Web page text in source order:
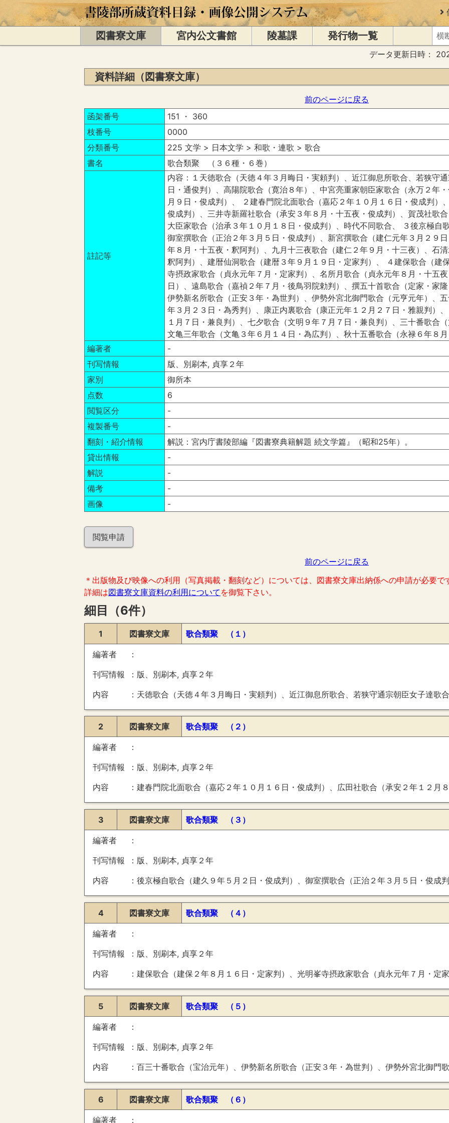
図書寮文庫 宮内公文書館 陵墓課 発行物一覧
データ更新日時：
資料詳細（図書寮文庫）
前のページに戻る
函架番号
151 ・ 360
枝番号
0000
分類番号
225 文学 > 日本文学 > 和歌・連歌 > 歌合
書名
歌合類聚 （３６種・６巻）
註記等
内容：１天徳歌合（天徳４年３月晦日・実頼判）、近江御息所歌合、若狭守
日・通俊判）、高陽院歌合（寛治８年）、中宮亮重家朝臣家歌合（永万２年
月９日・俊成判）、 ２建春門院北面歌合（嘉応２年１０月１６日・俊成判）
俊成判）、三井寺新羅社歌合（承安３年８月・十五夜・俊成判）、賀茂社歌
大臣家歌合（治承３年１０月１８日・俊成判）、時代不同歌合、 ３後京極自
御室撰歌合（正治２年３月５日・俊成判）、新宮撰歌合（建仁元年３月２９
年８月・十五夜・釈阿判）、九月十三夜歌合（建仁２年９月・十三夜）、石
釈阿判）、建暦仙洞歌合（建暦３年９月１９日・定家判）、 ４建保歌合（建
寺摂政家歌合（貞永元年７月・定家判）、名所月歌合（貞永元年８月・十五
日）、遠島歌合（嘉禎２年７月・後鳥羽院勅判）、撰五十首歌合（定家・家
伊勢新名所歌合（正安３年・為世判）、伊勢外宮北御門歌合（元亨元年）、
年３月２３日・為秀判）、康正内裏歌合（康正元年１２月２７日・雅親判）
１月７日・兼良判）、七夕歌合（文明９年７月７日・兼良判）、三十番歌合
文亀三年歌合（文亀３年６月１４日・為広判）、秋十五番歌合（永禄６年８
編著者
-
刊写情報
版、別刷本, 貞享２年
家別
御所本
点数
6
閲覧区分
-
複製番号
-
翻刻・紹介情報
解説：宮内庁書陵部編『図書寮典籍解題 続文学篇』（昭和25年）。
貸出情報
-
解説
-
備考
-
画像
-
閲覧申請
前のページに戻る
＊出版物及び映像への利用（写真掲載・翻刻など）については、図書寮文庫出納係への申請が必要で
詳細は図書寮文庫資料の利用について を御覧下さい。
細目（6件）
1 図書寮文庫 歌合類聚 （１）
編著者
刊写情報
版、別刷本, 貞享２年
内容
天徳歌合（天徳４年３月晦日・実頼判）、近江御息所歌合、若狭守通宗朝臣女子達歌合（応徳３年３月１９日・通俊判）、高陽院歌合（寛治８年）、中宮亮重家朝臣家歌合（永万２年・俊成判）、住吉社歌合（
2 図書寮文庫 歌合類聚 （２）
編著者
刊写情報
版、別刷本, 貞享２年
内容
建春門院北面歌合（嘉応２年１０月１６日・俊成判）、広田社歌合（承安２年１２月８日・俊成判）、三井寺新羅社歌合（承安３年８月・十五夜・俊成判）、賀茂社歌合（治承２年３月１５日・釈阿判）、右大臣家歌合（治承３年１０月
3 図書寮文庫 歌合類聚 （３）
編著者
刊写情報
版、別刷本, 貞享２年
内容
後京極自歌合（建久９年５月２日・俊成判）、御室撰歌合（正治２年３月５日・俊成判）、新宮撰歌合（建仁元年３月２９日・釈阿判）、八月十五夜歌合（建仁元年８月・十五夜・釈阿判）、九月十三夜歌合（建仁２年９月・十三夜）、石清水若宮撰歌合（建仁３年７月１５日・釈阿判）、建暦
4 図書寮文庫 歌合類聚 （４）
編著者
刊写情報
版、別刷本, 貞享２年
内容
建保歌合（建保２年８月１６日・定家判）、光明峯寺摂政家歌合（貞永元年７月・定家判）、名所月歌合（貞永元年８月・十五夜）、日吉社歌合（嘉禎元年１２月２４日）、遠島歌合（嘉禎２年７月・後鳥羽院勅判）
5 図書寮文庫 歌合類聚 （５）
編著者
刊写情報
版、別刷本, 貞享２年
内容
百三十番歌合（宝治元年）、伊勢新名所歌合（正安３年・為世判）、伊勢外宮北御門歌合（元亨元年）、五十四番詩歌合、新玉津島歌合（貞治６年３月２３日・為秀判）、康正内裏歌合（康正
6 図書寮文庫 歌合類聚 （６）
編著者